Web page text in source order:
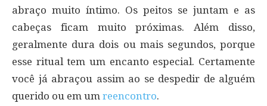
abraço muito íntimo. Os peitos se juntam e as
cabeças ficam muito próximas. Além disso,
geralmente dura dois ou mais segundos, porque
esse ritual tem um encanto especial. Certamente
você já abraçou assim ao se despedir de alguém
querido ou em um reencontro.